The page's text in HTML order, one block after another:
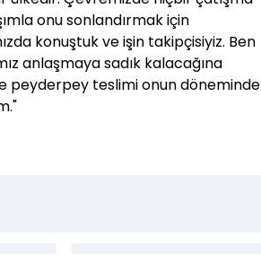
onu sonlandırmak için
konuştuk ve işin takipçisiyiz. Ben
anlaşmaya sadık kalacağına
peyderpey teslimi onun döneminde